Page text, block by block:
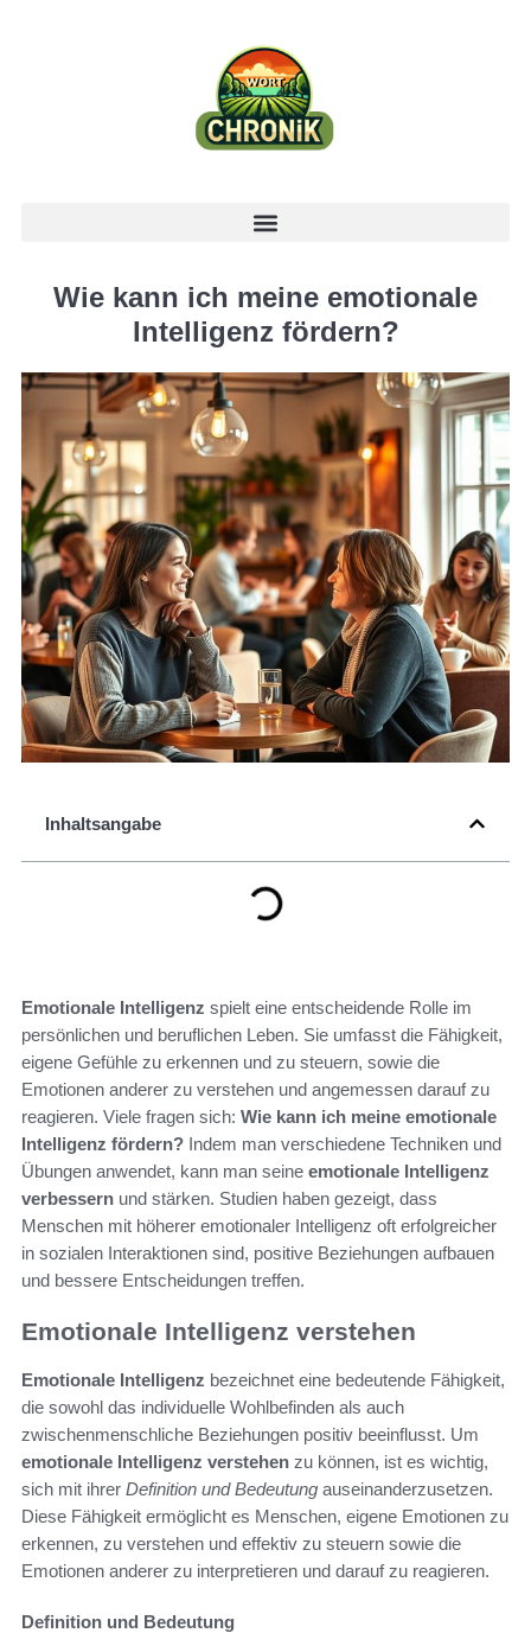
Wie kann ich meine emotionale
Intelligenz fördern?
Inhaltsangabe
Emotionale Intelligenz spielt eine entscheidende Rolle im
persönlichen und beruflichen Leben. Sie umfasst die Fähigkeit,
eigene Gefühle zu erkennen und zu steuern, sowie die
Emotionen anderer zu verstehen und angemessen darauf zu
reagieren. Viele fragen sich: Wie kann ich meine emotionale
Intelligenz fördern? Indem man verschiedene Techniken und
Übungen anwendet, kann man seine emotionale Intelligenz
verbessern und stärken. Studien haben gezeigt, dass
Menschen mit höherer emotionaler Intelligenz oft erfolgreicher
in sozialen Interaktionen sind, positive Beziehungen aufbauen
und bessere Entscheidungen treffen.
Emotionale Intelligenz verstehen
Emotionale Intelligenz bezeichnet eine bedeutende Fähigkeit,
die sowohl das individuelle Wohlbefinden als auch
zwischenmenschliche Beziehungen positiv beeinflusst. Um
emotionale Intelligenz verstehen zu können, ist es wichtig,
sich mit ihrer Definition und Bedeutung auseinanderzusetzen.
Diese Fähigkeit ermöglicht es Menschen, eigene Emotionen zu
erkennen, zu verstehen und effektiv zu steuern sowie die
Emotionen anderer zu interpretieren und darauf zu reagieren.
Definition und Bedeutung